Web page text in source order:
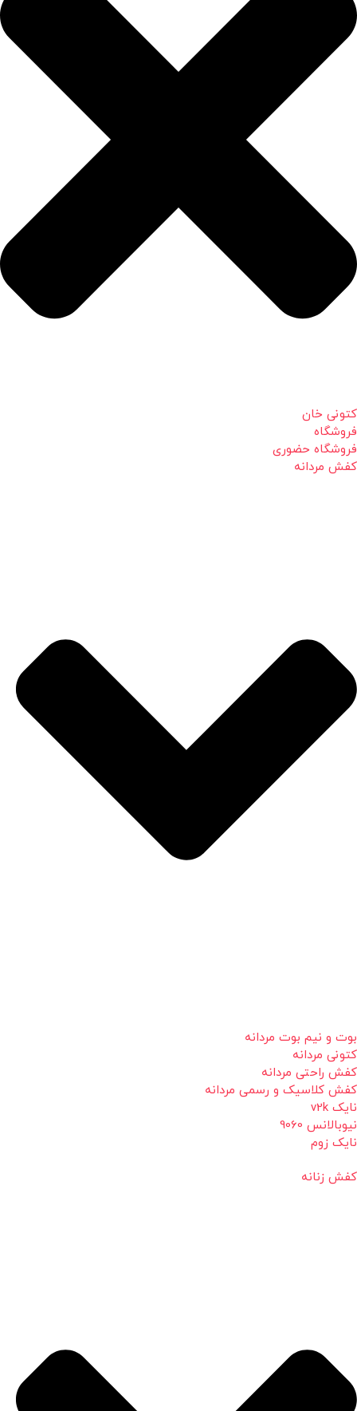
کتونی خان
فروشگاه
فروشگاه حضوری
کفش مردانه
بوت و نیم بوت مردانه
کتونی مردانه
کفش راحتی مردانه
کفش کلاسیک و رسمی مردانه
نایک v2k
نیوبالانس 9060
نایک زوم
کفش زنانه